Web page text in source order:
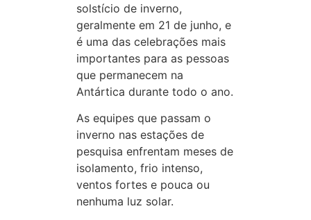
solstício de inverno,
geralmente em 21 de junho, e
é uma das celebrações mais
importantes para as pessoas
que permanecem na
Antártica durante todo o ano.
As equipes que passam o
inverno nas estações de
pesquisa enfrentam meses de
isolamento, frio intenso,
ventos fortes e pouca ou
nenhuma luz solar.